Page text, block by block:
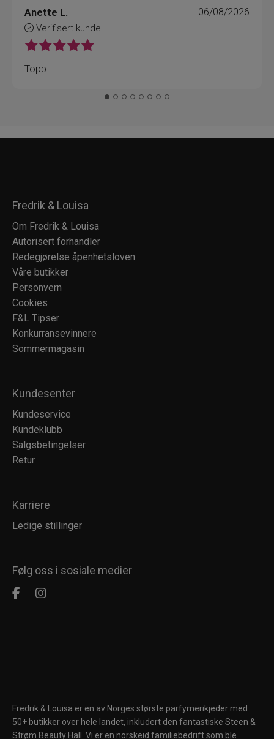
Anette L.
Verifisert kunde
06/08/2026
Topp
Fredrik & Louisa
Om Fredrik & Louisa
Autorisert forhandler
Redegjørelse åpenhetsloven
Våre butikker
Personvern
Cookies
F&L Tipser
Konkurransevinnere
Sommermagasin
Kundesenter
Kundeservice
Kundeklubb
Salgsbetingelser
Retur
Karriere
Ledige stillinger
Følg oss i sosiale medier
Fredrik & Louisa er en av Norges største parfymerikjeder med
50+ butikker over hele landet, inkludert den fantastiske Steen &
Strøm Beauty Hall. Vi er en norskeid familiebedrift som ble